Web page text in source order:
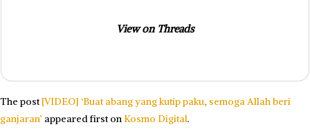
View on Threads
The post[VIDEO] ‘Buat abang yang kutip paku, semoga Allah beri
ganjaran’ appeared first on Kosmo Digital.